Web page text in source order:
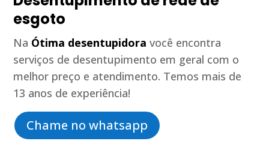
esgoto
Na Ótima desentupidora você encontra
serviços de desentupimento em geral com o
melhor preço e atendimento. Temos mais de
13 anos de experiência!
Chame no whatsapp